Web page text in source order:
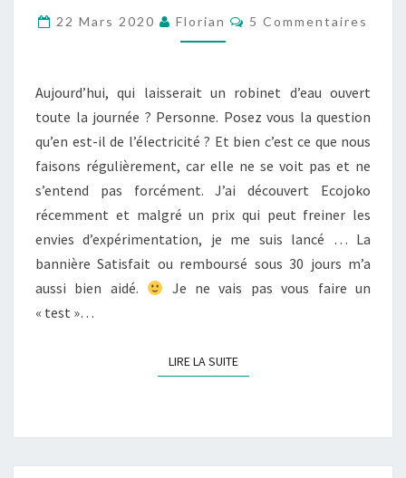
D’ÉNERGIE
22 Mars 2020 Florian Commentaires
5 Commentaires
Aujourd’hui, qui laisserait un robinet d’eau ouvert
toute la journée ? Personne. Posez vous la question
qu’en est-il de l’électricité ? Et bien c’est ce que nous
faisons régulièrement, car elle ne se voit pas et ne
s’entend pas forcément. J’ai découvert Ecojoko
récemment et malgré un prix qui peut freiner les
envies d’expérimentation, je me suis lancé … La
bannière Satisfait ou remboursé sous 30 jours m’a
aussi bien aidé.
Je ne vais pas vous faire un
« test »…
LIRE LA SUITELIRE LA SUITE